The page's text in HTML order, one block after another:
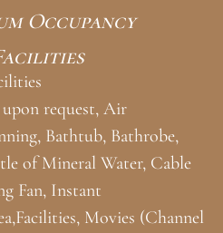
Occupancy
upon request, Air
Bathtub, Bathrobe,
of Mineral Water, Cable
Fan, Instant
Movies (Channel